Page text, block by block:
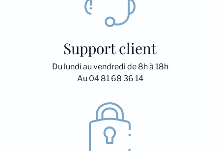
Support client
Du lundi au vendredi de 8h à 18h
Au 04 81 68 36 14